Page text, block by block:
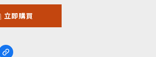
立即購買